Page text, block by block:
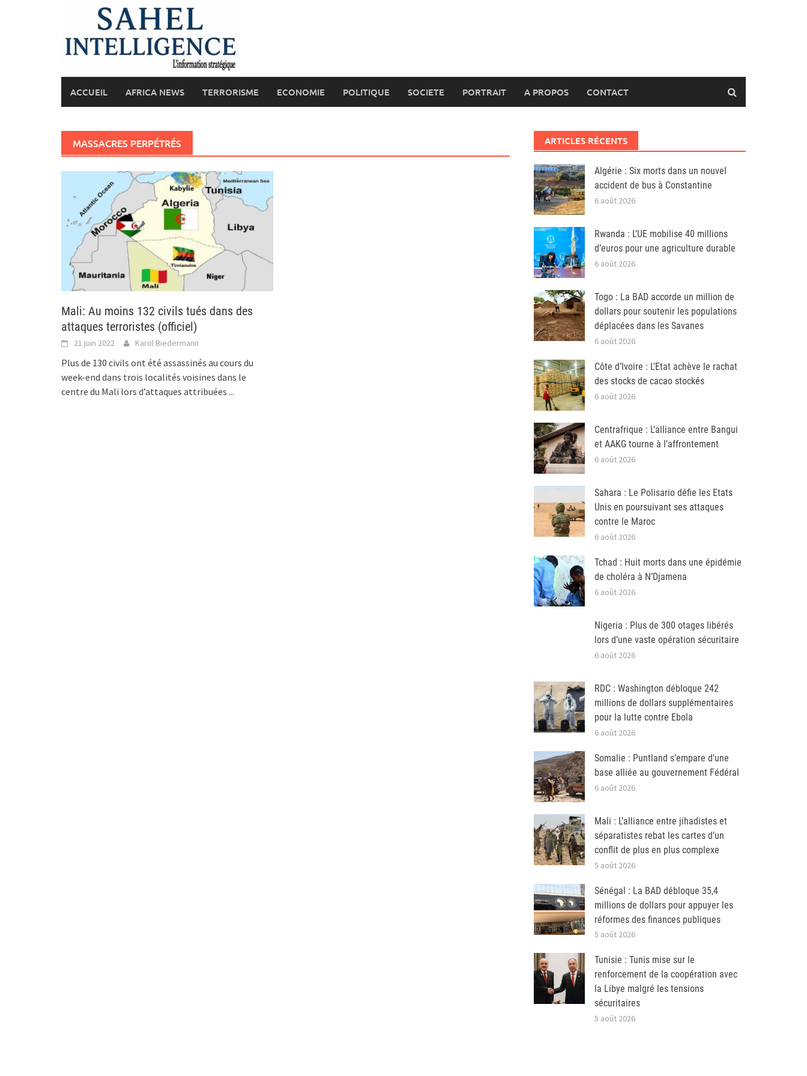
ACCUEIL AFRICA NEWS TERRORISME ECONOMIE POLITIQUE SOCIETE PORTRAIT A PROPOS CONTACT
MASSACRES PERPÉTRÉS
Mali: Au moins 132 civils tués dans des
attaques terroristes (officiel)
21 juin 2022 Karol Biedermann
Plus de 130 civils ont été assassinés au cours du
week-end dans trois localités voisines dans le
centre du Mali lors d’attaques attribuées ...
ARTICLES RÉCENTS
Algérie : Six morts dans un nouvel
accident de bus à Constantine
6 août 2026
Rwanda : L’UE mobilise 40 millions
d’euros pour une agriculture durable
6 août 2026
Togo : La BAD accorde un million de
dollars pour soutenir les populations
déplacées dans les Savanes
6 août 2026
Côte d’Ivoire : L’Etat achève le rachat
des stocks de cacao stockés
6 août 2026
Centrafrique : L’alliance entre Bangui
et AAKG tourne à l’affrontement
6 août 2026
Sahara : Le Polisario défie les Etats
Unis en poursuivant ses attaques
contre le Maroc
6 août 2026
Tchad : Huit morts dans une épidémie
de choléra à N’Djamena
6 août 2026
Nigeria : Plus de 300 otages libérés
lors d’une vaste opération sécuritaire
6 août 2026
RDC : Washington débloque 242
millions de dollars supplémentaires
pour la lutte contre Ebola
6 août 2026
Somalie : Puntland s’empare d’une
base alliée au gouvernement Fédéral
6 août 2026
Mali : L’alliance entre jihadistes et
séparatistes rebat les cartes d’un
conflit de plus en plus complexe
5 août 2026
Sénégal : La BAD débloque 35,4
millions de dollars pour appuyer les
réformes des finances publiques
5 août 2026
Tunisie : Tunis mise sur le
renforcement de la coopération avec
la Libye malgré les tensions
sécuritaires
5 août 2026